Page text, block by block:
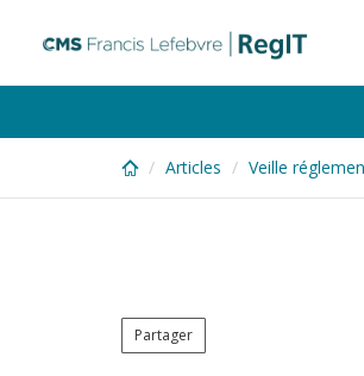
content
Articles Veille
Partager